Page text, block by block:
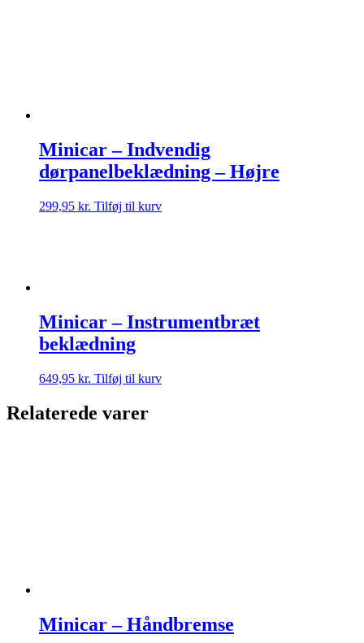
Minicar – Indvendig
dørpanelbeklædning – Højre
299,95 kr. Tilføj til kurv
Minicar – Instrumentbræt
beklædning
649,95 kr. Tilføj til kurv
Relaterede varer
Minicar – Håndbremse